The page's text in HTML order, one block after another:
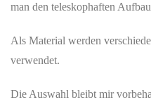
man den teleskophaften
Als Material werden
verwendet.
Die Auswahl bleibt mir